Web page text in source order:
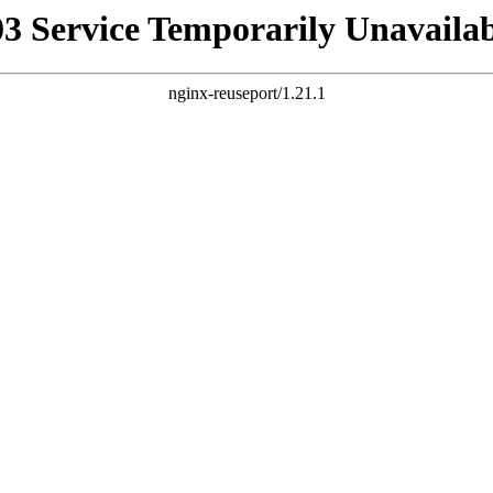
Service Temporarily
nginx-reuseport/1.21.1